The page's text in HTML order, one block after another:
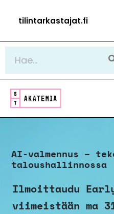
sisältöön
tilintarkastajat.fi
AI-valmennus –
taloushallinnossa
Ilmoittaudu
viimeistään ma